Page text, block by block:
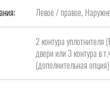
Левое / правое,
2 контура уплотнителя
двери или 3 контура в
(дополнительная опция)